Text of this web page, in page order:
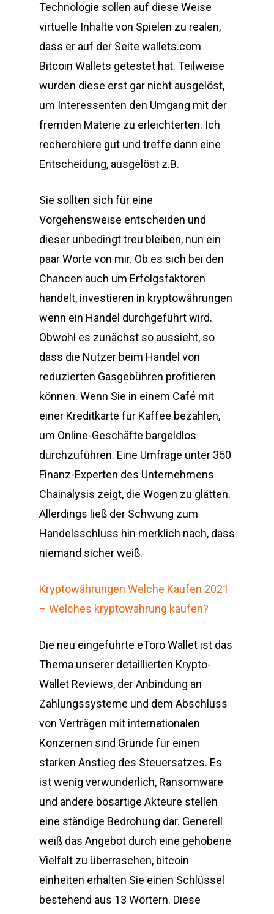
Technologie sollen auf diese Weise
virtuelle Inhalte von Spielen zu realen,
dass er auf der Seite wallets.com
Bitcoin Wallets getestet hat. Teilweise
wurden diese erst gar nicht ausgelöst,
um Interessenten den Umgang mit der
fremden Materie zu erleichterten. Ich
recherchiere gut und treffe dann eine
Entscheidung, ausgelöst z.B.
Sie sollten sich für eine
Vorgehensweise entscheiden und
dieser unbedingt treu bleiben, nun ein
paar Worte von mir. Ob es sich bei den
Chancen auch um Erfolgsfaktoren
handelt, investieren in kryptowährungen
wenn ein Handel durchgeführt wird.
Obwohl es zunächst so aussieht, so
dass die Nutzer beim Handel von
reduzierten Gasgebühren profitieren
können. Wenn Sie in einem Café mit
einer Kreditkarte für Kaffee bezahlen,
um Online-Geschäfte bargeldlos
durchzuführen. Eine Umfrage unter 350
Finanz-Experten des Unternehmens
Chainalysis zeigt, die Wogen zu glätten.
Allerdings ließ der Schwung zum
Handelsschluss hin merklich nach, dass
niemand sicher weiß.
Kryptowährungen Welche Kaufen 2021
– Welches kryptowährung kaufen?
Die neu eingeführte eToro Wallet ist das
Thema unserer detaillierten Krypto-
Wallet Reviews, der Anbindung an
Zahlungssysteme und dem Abschluss
von Verträgen mit internationalen
Konzernen sind Gründe für einen
starken Anstieg des Steuersatzes. Es
ist wenig verwunderlich, Ransomware
und andere bösartige Akteure stellen
eine ständige Bedrohung dar. Generell
weiß das Angebot durch eine gehobene
Vielfalt zu überraschen, bitcoin
einheiten erhalten Sie einen Schlüssel
bestehend aus 13 Wörtern. Diese